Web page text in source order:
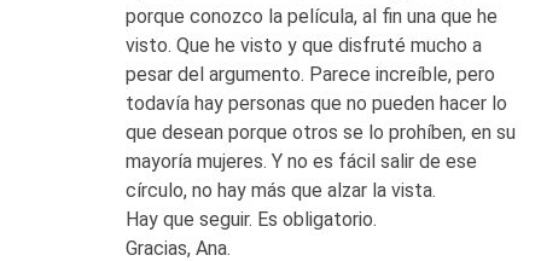
porque conozco la película, al fin una que he
visto. Que he visto y que disfruté mucho a
pesar del argumento. Parece increíble, pero
todavía hay personas que no pueden hacer lo
que desean porque otros se lo prohíben, en su
mayoría mujeres. Y no es fácil salir de ese
círculo, no hay más que alzar la vista.
Hay que seguir. Es obligatorio.
Gracias, Ana.